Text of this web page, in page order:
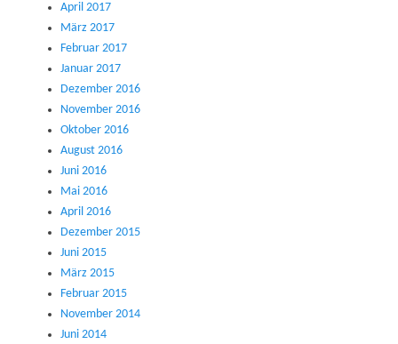
April 2017
März 2017
Februar 2017
Januar 2017
Dezember 2016
November 2016
Oktober 2016
August 2016
Juni 2016
Mai 2016
April 2016
Dezember 2015
Juni 2015
März 2015
Februar 2015
November 2014
Juni 2014